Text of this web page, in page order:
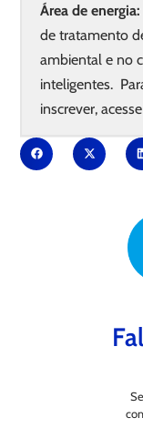
Área de energia:
de tratamento
ambiental e no
inteligentes.
inscrever,